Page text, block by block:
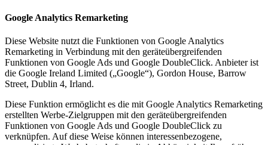
Google Analytics Remarketing
Diese Website nutzt die Funktionen von Google Analytics
Remarketing in Verbindung mit den geräteübergreifenden
Funktionen von Google Ads und Google DoubleClick. Anbieter ist
die Google Ireland Limited („Google“), Gordon House, Barrow
Street, Dublin 4, Irland.
Diese Funktion ermöglicht es die mit Google Analytics Remarketing
erstellten Werbe-Zielgruppen mit den geräteübergreifenden
Funktionen von Google Ads und Google DoubleClick zu
verknüpfen. Auf diese Weise können interessenbezogene,